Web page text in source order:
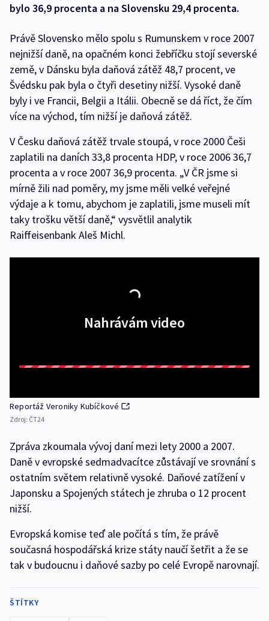
bylo 36,9 procenta a na Slovensku 29,4 procenta.
Právě Slovensko mělo spolu s Rumunskem v roce 2007
nejnižší daně, na opačném konci žebříčku stojí severské
země, v Dánsku byla daňová zátěž 48,7 procent, ve
Švédsku pak byla o čtyři desetiny nižší. Vysoké daně
byly i ve Francii, Belgii a Itálii. Obecně se dá říct, že čím
více na východ, tím nižší je daňová zátěž.
V Česku daňová zátěž trvale stoupá, v roce 2000 Češi
zaplatili na daních 33,8 procenta HDP, v roce 2006 36,7
procenta a v roce 2007 36,9 procenta. „V ČR jsme si
mírně žili nad poměry, my jsme měli velké veřejné
výdaje a k tomu, abychom je zaplatili, jsme museli mít
taky trošku větší daně,“ vysvětlil analytik
Raiffeisenbank Aleš Michl.
Nahrávám video
Reportáž Veroniky Kubíčkové
Zdroj: ČT24
Zpráva zkoumala vývoj daní mezi lety 2000 a 2007.
Daně v evropské sedmadvacítce zůstávají ve srovnání s
ostatním světem relativně vysoké. Daňové zatížení v
Japonsku a Spojených státech je zhruba o 12 procent
nižší.
Evropská komise teď ale počítá s tím, že právě
současná hospodářská krize státy naučí šetřit a že se
tak v budoucnu i daňové sazby po celé Evropě narovnají.
ŠTÍTKY